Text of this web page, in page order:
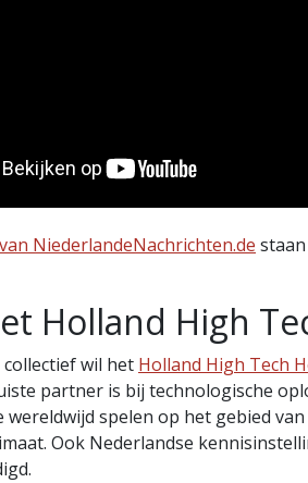
NiederlandeNachrichten.de
Holland High
wil het Holland High Tech
partner is bij technologische
wereldwijd spelen op het gebied
Ook Nederlandse